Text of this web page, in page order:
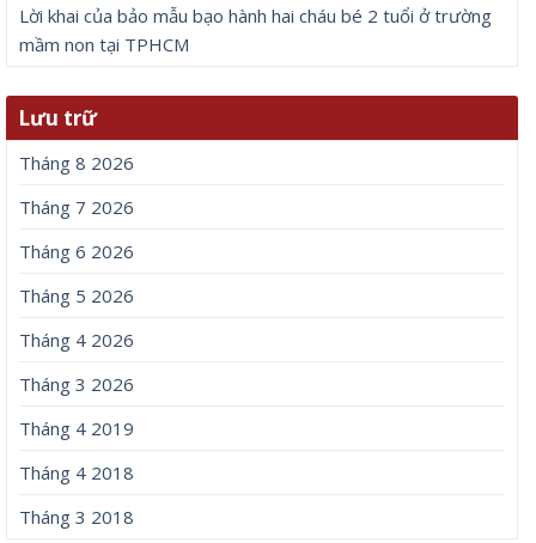
Lời khai của bảo mẫu bạo hành hai cháu bé 2 tuổi ở trường
mầm non tại TPHCM
Lưu trữ
Tháng 8 2026
Tháng 7 2026
Tháng 6 2026
Tháng 5 2026
Tháng 4 2026
Tháng 3 2026
Tháng 4 2019
Tháng 4 2018
Tháng 3 2018